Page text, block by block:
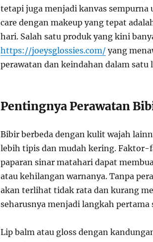
tetapi juga menjadi kanvas
care dengan makeup yang tepat
hari. Salah satu produk yang kini
https://joeysglossies.com/yang
perawatan dan keindahan dalam satu
Pentingnya Perawatan
Bibir berbeda dengan kulit wajah
lebih tipis dan mudah kering. Faktor-
paparan sinar matahari dapat
atau kehilangan warnanya. Tanpa
akan terlihat tidak rata dan kurang
seharusnya menjadi langkah pertama
Lip balm atau gloss dengan